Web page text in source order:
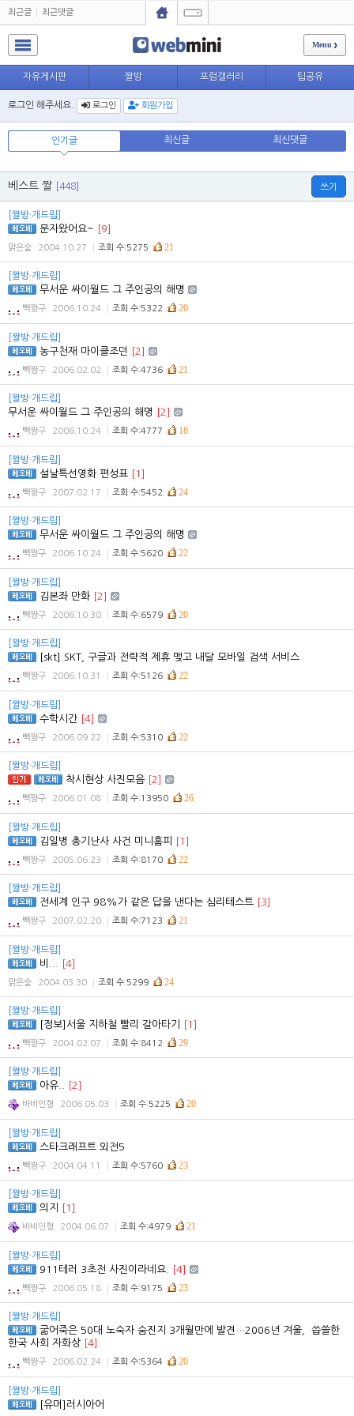
최근글 최근댓글
Menu
자유게시판 짤방 포럼갤러리 팁공유
로그인 해주세요. 로그인 회원가입
인기글 최신글 최신댓글
베스트 짤 [448] 쓰기
[짤방·개드립]
문자왔어요~ [9]
맑은숲 2004.10.27 조회 수:5275 21
[짤방·개드립]
무서운 싸이월드 그 주인공의 해명
빽짱구 2006.10.24 조회 수:5322 20
[짤방·개드립]
농구천재 마이클조던 [2]
빽짱구 2006.02.02 조회 수:4736 21
[짤방·개드립]
무서운 싸이월드 그 주인공의 해명 [2]
빽짱구 2006.10.24 조회 수:4777 18
[짤방·개드립]
설날특선영화 편성표 [1]
빽짱구 2007.02.17 조회 수:5452 24
[짤방·개드립]
무서운 싸이월드 그 주인공의 해명
빽짱구 2006.10.24 조회 수:5620 22
[짤방·개드립]
김본좌 만화 [2]
빽짱구 2006.10.30 조회 수:6579 20
[짤방·개드립]
[skt] SKT, 구글과 전략적 제휴 맺고 내달 모바일 검색 서비스
빽짱구 2006.10.31 조회 수:5126 22
[짤방·개드립]
수학시간 [4]
빽짱구 2006.09.22 조회 수:5310 22
[짤방·개드립]
착시현상 사진모음 [2]
빽짱구 2006.01.08 조회 수:13950 26
[짤방·개드립]
김일병 총기난사 사건 미니홈피 [1]
빽짱구 2005.06.23 조회 수:8170 22
[짤방·개드립]
전세계 인구 98%가 같은 답을 낸다는 심리테스트 [3]
빽짱구 2007.02.20 조회 수:7123 21
[짤방·개드립]
비... [4]
맑은숲 2004.03.30 조회 수:5299 24
[짤방·개드립]
[정보]서울 지하철 빨리 갈아타기 [1]
빽짱구 2004.02.07 조회 수:8412 29
[짤방·개드립]
아유.. [2]
바비인형 2006.05.03 조회 수:5225 20
[짤방·개드립]
스타크래프트 외전5
빽짱구 2004.04.11 조회 수:5760 23
[짤방·개드립]
의지 [1]
바비인형 2004.06.07 조회 수:4979 21
[짤방·개드립]
911테러 3초전 사진이라네요. [4]
빽짱구 2006.05.18 조회 수:9175 23
[짤방·개드립]
굶어죽은 50대 노숙자 숨진지 3개월만에 발견…2006년 겨울，씁쓸한
한국 사회 자화상
[4]
빽짱구 2006.02.24 조회 수:5364 20
[짤방·개드립]
[유머]러시아어